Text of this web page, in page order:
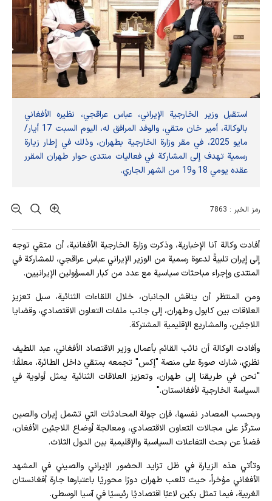
استقبل وزير الخارجية الإيراني، عباس عراقجي، نظيره الأفغاني
بالوكالة، أمير خان متقي، والوفد المرافق له، اليوم السبت 17 أيار/
مايو 2025، في مقر وزارة الخارجية بطهران، وذلك في إطار زيارة
رسمية تهدف إلى المشاركة في فعاليات منتدى حوار طهران المقرر
عقده يومي 18 و19 من الشهر الجاري.
رمز الخبر : 7863
أفادت وکالة آنا الإخباریة، وذكرت وزارة الخارجية الأفغانية، أن متقي توجه
إلى إيران تلبيةً لدعوة رسمية من الوزير الإيراني عباس عراقجي، للمشاركة في
المنتدى وإجراء مباحثات سياسية مع عدد من كبار المسؤولين الإيرانيين.
ومن المنتظر أن يناقش الجانبان، خلال اللقاءات الثنائية، سبل تعزيز
العلاقات بين كابول وطهران، إلى جانب ملفات التعاون الاقتصادي، وقضايا
اللاجئين، والمشاريع الإقليمية المشتركة.
وأفادت الوكالة أن نائب القائم بأعمال وزير الاقتصاد الأفغاني، عبد اللطيف
نظري، شارك صورة على منصة "إكس" تجمعه بمتقي داخل الطائرة، معلقًا:
"نحن في طريقنا إلى طهران، وتعزيز العلاقات الثنائية يمثل أولوية في
السياسة الخارجية لأفغانستان."
وبحسب المصادر نفسها، فإن جولة المحادثات التي تشمل إيران والصين
ستركّز على مجالات التعاون الاقتصادي، ومعالجة أوضاع اللاجئين الأفغان،
فضلاً عن بحث التفاعلات السياسية والإقليمية بين الدول الثلاث.
وتأتي هذه الزيارة في ظل تزايد الحضور الإيراني والصيني في المشهد
الأفغاني مؤخراً، حيث تلعب طهران دورًا محوريًا باعتبارها جارة أفغانستان
الغربية، فيما تمثل بكين لاعبًا اقتصاديًا رئيسيًا في آسيا الوسطى.